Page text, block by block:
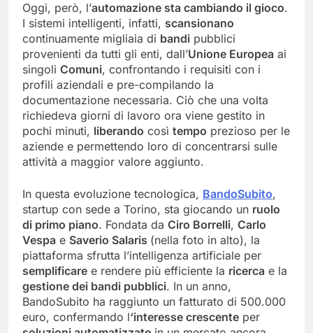
Oggi, però, l’automazione sta cambiando il gioco.
I sistemi intelligenti, infatti, scansionano
continuamente migliaia di bandi pubblici
provenienti da tutti gli enti, dall’Unione Europea ai
singoli Comuni, confrontando i requisiti con i
profili aziendali e pre-compilando la
documentazione necessaria. Ciò che una volta
richiedeva giorni di lavoro ora viene gestito in
pochi minuti, liberando così tempo prezioso per le
aziende e permettendo loro di concentrarsi sulle
attività a maggior valore aggiunto.
In questa evoluzione tecnologica, BandoSubito,
startup con sede a Torino, sta giocando un ruolo
di primo piano. Fondata da Ciro Borrelli, Carlo
Vespa e Saverio Salaris (nella foto in alto), la
piattaforma sfrutta l’intelligenza artificiale per
semplificare e rendere più efficiente la ricerca e la
gestione dei bandi pubblici. In un anno,
BandoSubito ha raggiunto un fatturato di 500.000
euro, confermando l‘interesse crescente per